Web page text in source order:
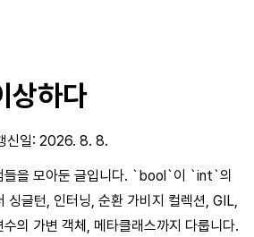
하다
신일: 2026. 8. 8.
들을 모아둔 글입니다. `bool`이 `int`의
싱글턴, 인터닝, 순환 가비지 컬렉션, GIL,
의 가변 객체, 메타클래스까지 다룹니다.